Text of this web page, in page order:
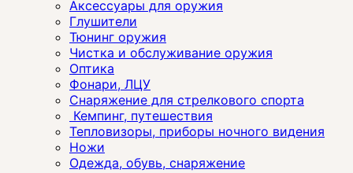
Аксессуары для оружия
Глушители
Тюнинг оружия
Чистка и обслуживание оружия
Оптика
Фонари, ЛЦУ
Снаряжение для стрелкового спорта
Кемпинг, путешествия
Тепловизоры, приборы ночного видения
Ножи
Одежда, обувь, снаряжение